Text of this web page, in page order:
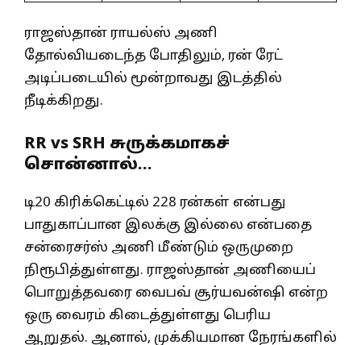
ராஜஸ்தான் ராயல்ஸ் அணி
தோல்வியடைந்த போதிலும், ரன் ரேட்
அடிப்படையில் மூன்றாவது இடத்தில்
நீடிக்கிறது.
RR vs SRH சுருக்கமாகச்
சொன்னால்…
டி20 கிரிக்கெட்டில் 228 ரன்கள் என்பது
பாதுகாப்பான இலக்கு இல்லை என்பதை
சன்ரைசர்ஸ் அணி மீண்டும் ஒருமுறை
நிரூபித்துள்ளது. ராஜஸ்தான் அணியைப்
பொறுத்தவரை வைபவ் சூர்யவன்ஷி என்ற
ஒரு வைரம் கிடைத்துள்ளது பெரிய
ஆறுதல். ஆனால், முக்கியமான நேரங்களில்